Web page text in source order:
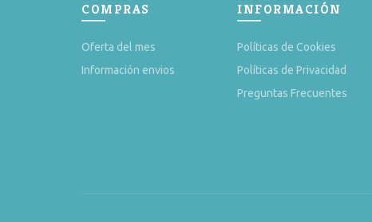
COMPRAS
Oferta del mes
Información envios
INFORMACIÓN
Políticas de Cookies
Políticas de Privacidad
Preguntas Frecuentes